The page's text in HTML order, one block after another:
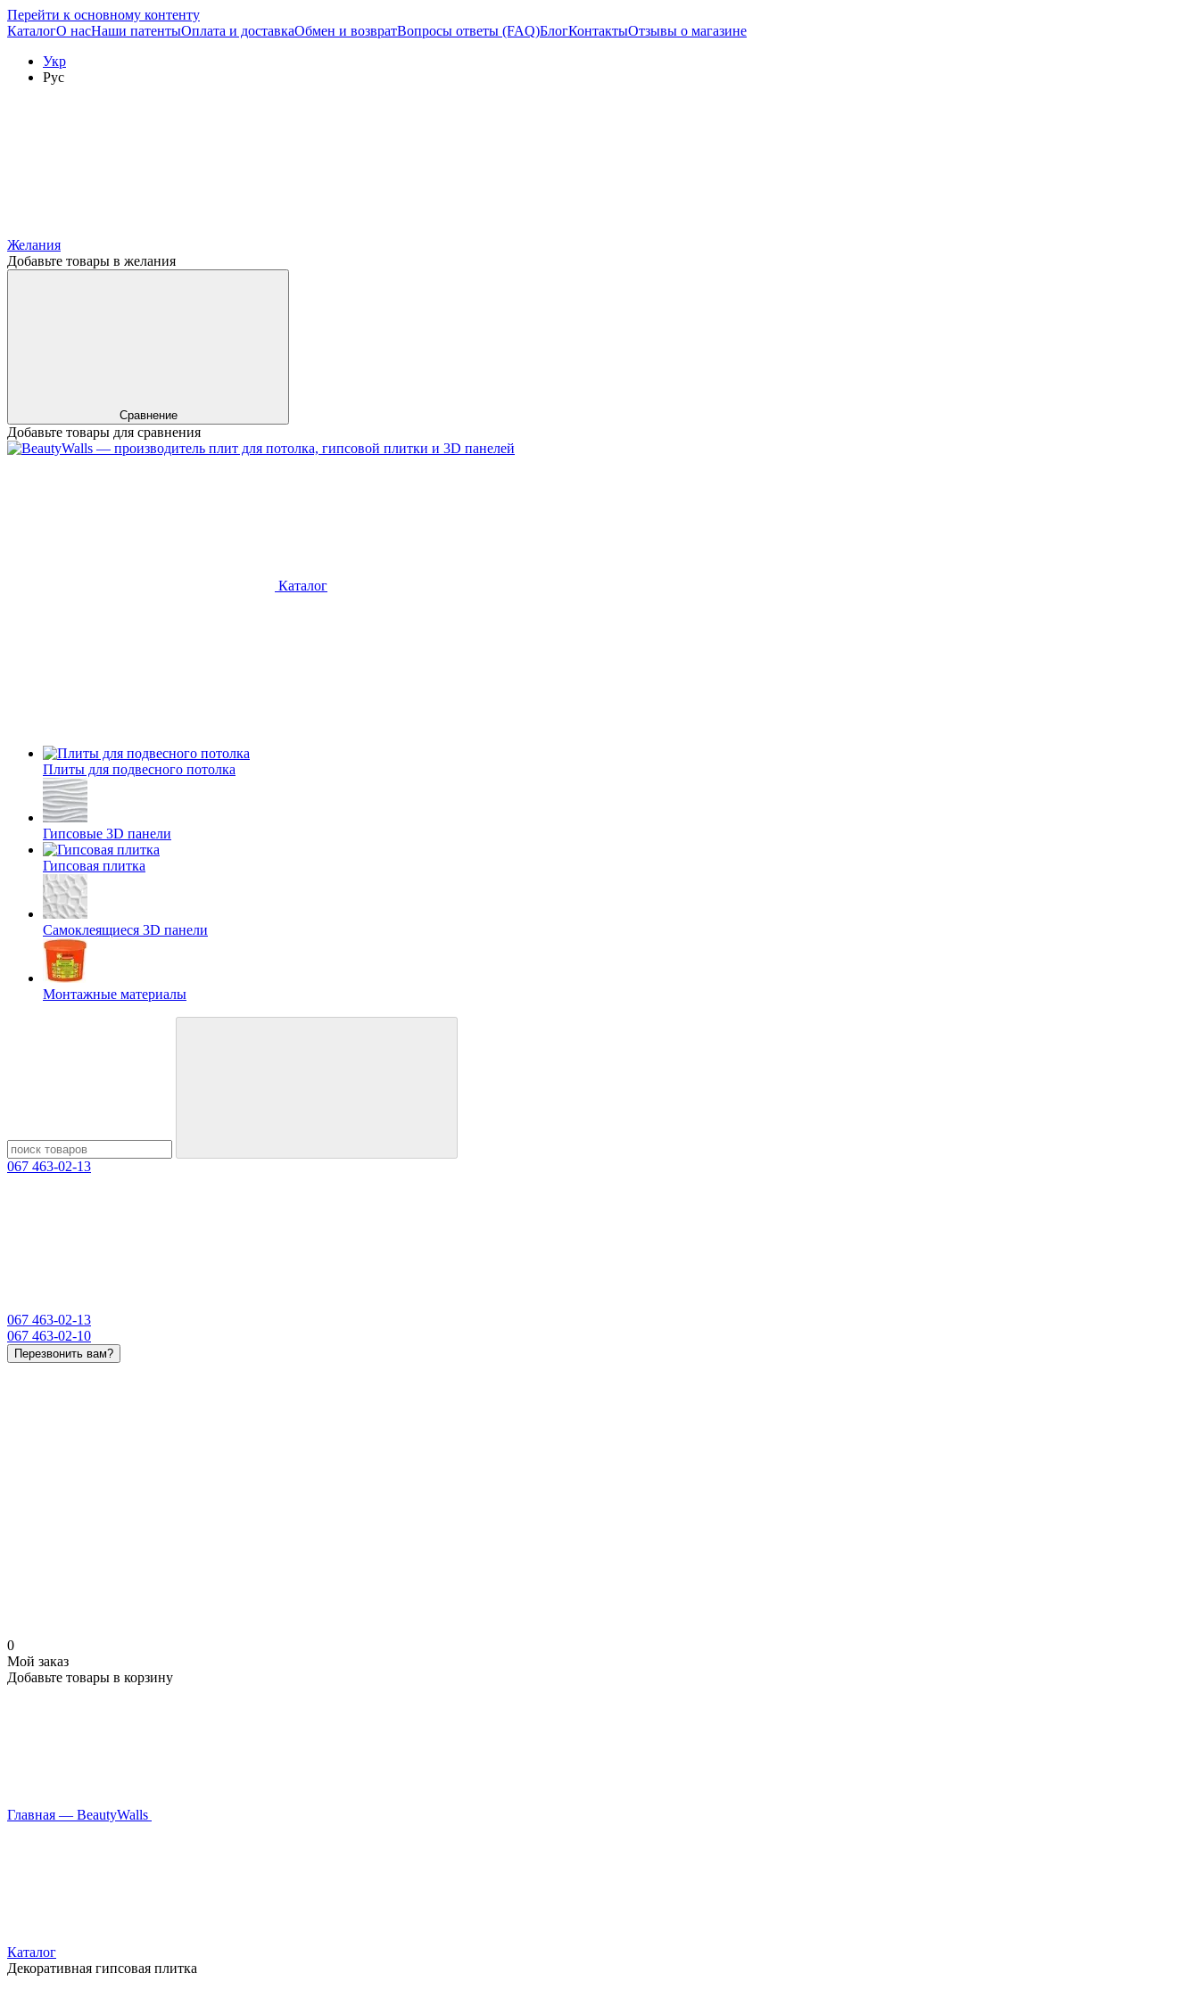
Перейти к основному контенту
КаталогО насНаши патентыОплата и доставкаОбмен и возвратВопросы ответы (FAQ)БлогКонтактыОтзывы о магазине
Укр
Рус
Желания
Добавьте товары в желания
Сравнение
Добавьте товары для сравнения
Каталог
Плиты для подвесного потолка
Гипсовые 3D панели
Гипсовая плитка
Самоклеящиеся 3D панели
Монтажные материалы
067 463-02-13
067 463-02-13
067 463-02-10
Перезвонить вам?
0
Мой заказ
Добавьте товары в корзину
Главная — BeautyWalls
Каталог
Декоративная гипсовая плитка